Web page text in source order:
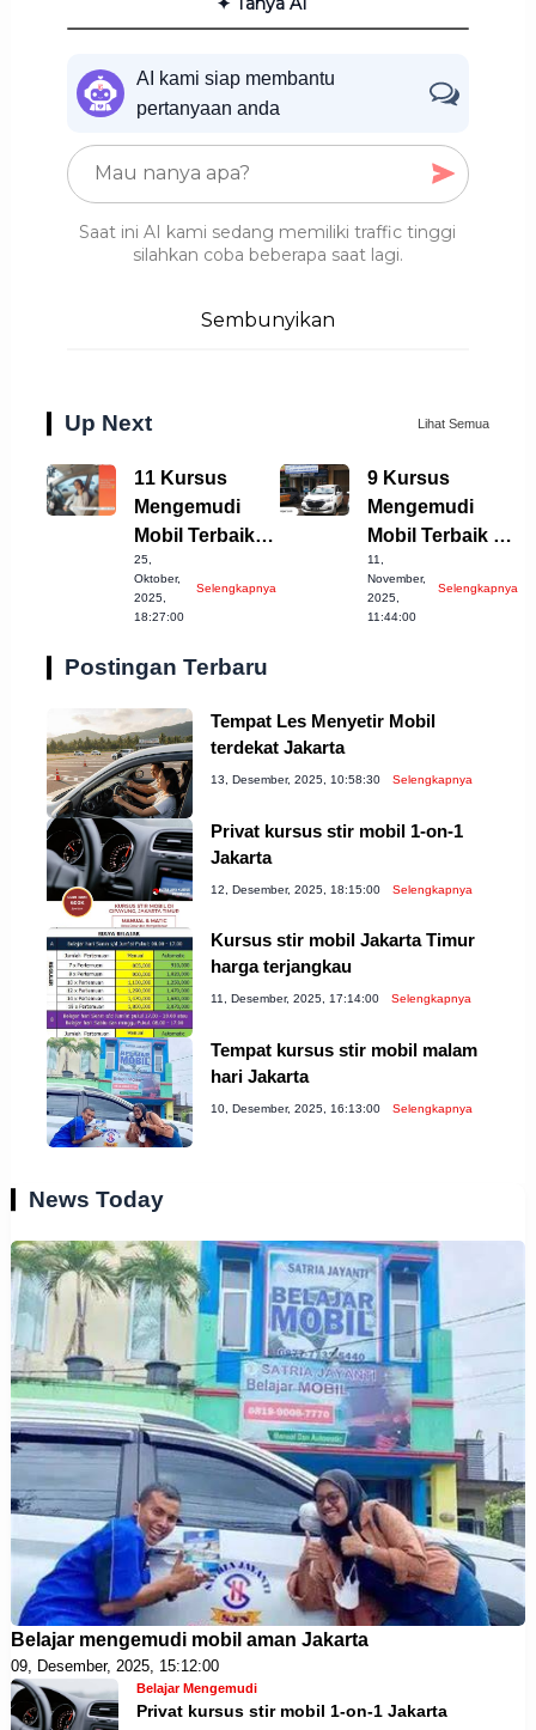
AI kami siap membantu
pertanyaan anda
Saat ini AI kami sedang memiliki traffic tinggi
silahkan coba beberapa saat lagi.
Sembunyikan
Up Next Lihat Semua
11 Kursus
Mengemudi
Mobil Terbaik di
Banjarnegara
untuk Anda!
25,
Oktober,
2025,
18:27:00
Selengkapnya
9 Kursus
Mengemudi
Mobil Terbaik di
Cirebon yang
Wajib Dicoba!
11,
November,
2025,
11:44:00
Selengkapnya
Postingan Terbaru
Tempat Les Menyetir Mobil
terdekat Jakarta
13, Desember, 2025, 10:58:30 Selengkapnya
Privat kursus stir mobil 1-on-1
Jakarta
12, Desember, 2025, 18:15:00 Selengkapnya
Kursus stir mobil Jakarta Timur
harga terjangkau
11, Desember, 2025, 17:14:00 Selengkapnya
Tempat kursus stir mobil malam
hari Jakarta
10, Desember, 2025, 16:13:00 Selengkapnya
News Today
Belajar mengemudi mobil aman Jakarta
09, Desember, 2025, 15:12:00
Belajar Mengemudi
Privat kursus stir mobil 1-on-1 Jakarta